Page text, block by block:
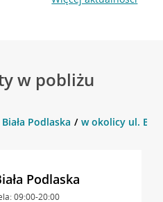
w pobliżu
Biała Podlaska w okolicy ul.
Podlaska
09:00-20:00